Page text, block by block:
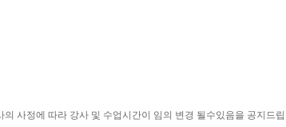
사정에 따라 강사 및 수업시간이 임의 변경 될수있음을 공지드립